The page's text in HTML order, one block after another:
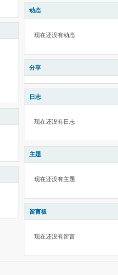
动态
现在还没有动态
分享
日志
现在还没有日志
主题
现在还没有主题
留言板
现在还没有留言